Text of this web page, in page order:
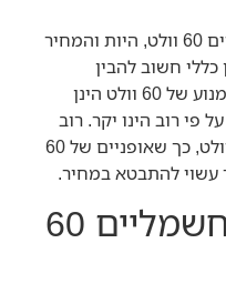
קשה לומר מחיר אחיד עבור אופניים 60 וולט, היות והמחיר
כללי חשוב להבין
שאופניים חשמליים בעלי עוצמת מנוע של 60 וולט הינן
פי רוב הינו יקר. רוב
דגמי האופניים נעים בין 24 ל-48 וולט, כך שאופניים של 60
עשוי להתבטא במחיר.
מי צריך אופניים חשמליים 60